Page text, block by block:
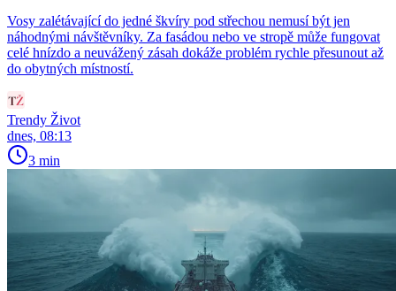
Vosy zalétávající do jedné škvíry pod střechou nemusí být jen
náhodnými návštěvníky. Za fasádou nebo ve stropě může fungovat
celé hnízdo a neuvážený zásah dokáže problém rychle přesunout až
do obytných místností.
Trendy Život
dnes, 08:13
3 min